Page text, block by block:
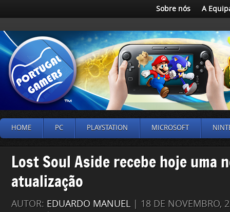
Sobre nós A
HOME PC PLAYSTATION MICROSOFT
Lost Soul Aside recebe hoje uma
atualização
AUTOR: EDUARDO MANUEL | 18 DE NOVEMBRO,